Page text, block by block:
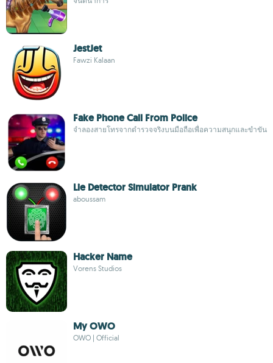
JestJet
Fawzi Kalaan
Fake Phone Call From Police
จำลองสายโทรจากตำรวจจริงบนมือถือเพื่อความสนุกและขำขัน
Lie Detector Simulator Prank
aboussam
Hacker Name
Vorens Studios
My OWO
OWO | Official